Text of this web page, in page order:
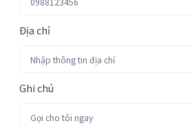
Địa chỉ
Ghi chú